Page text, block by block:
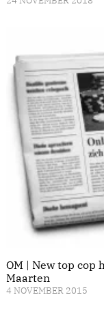
OM | New top cop
Maarten
4 NOVEMBER 2015